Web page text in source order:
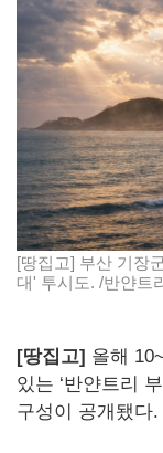
[땅집고] 부산 기장
대' 투시도. /반얀트
[땅집고] 올해
있는 ‘반얀트리
구성이 공개됐다.